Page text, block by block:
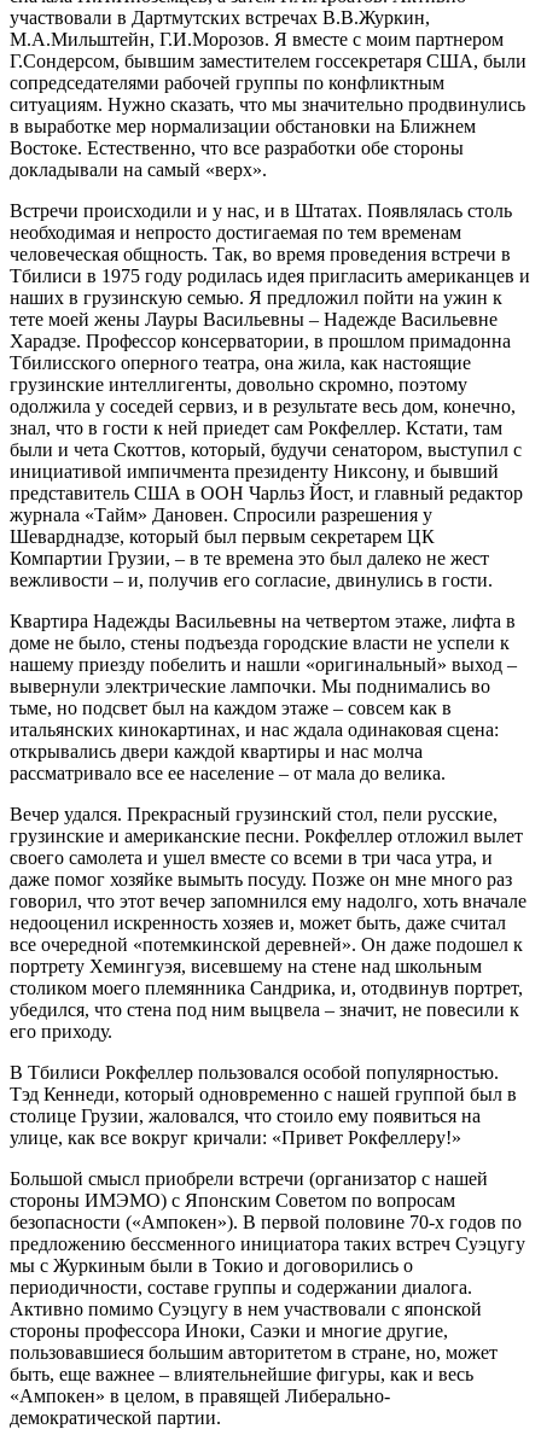
участвовали в Дартмутских встречах В.В.Журкин,
М.А.Мильштейн, Г.И.Морозов. Я вместе с моим партнером
Г.Сондерсом, бывшим заместителем госсекретаря США, были
сопредседателями рабочей группы по конфликтным
ситуациям. Нужно сказать, что мы значительно продвинулись
в выработке мер нормализации обстановки на Ближнем
Востоке. Естественно, что все разработки обе стороны
докладывали на самый «верх».
Встречи происходили и у нас, и в Штатах. Появлялась столь
необходимая и непросто достигаемая по тем временам
человеческая общность. Так, во время проведения встречи в
Тбилиси в 1975 году родилась идея пригласить американцев и
наших в грузинскую семью. Я предложил пойти на ужин к
тете моей жены Лауры Васильевны – Надежде Васильевне
Харадзе. Профессор консерватории, в прошлом примадонна
Тбилисского оперного театра, она жила, как настоящие
грузинские интеллигенты, довольно скромно, поэтому
одолжила у соседей сервиз, и в результате весь дом, конечно,
знал, что в гости к ней приедет сам Рокфеллер. Кстати, там
были и чета Скоттов, который, будучи сенатором, выступил с
инициативой импичмента президенту Никсону, и бывший
представитель США в ООН Чарльз Йост, и главный редактор
журнала «Тайм» Дановен. Спросили разрешения у
Шеварднадзе, который был первым секретарем ЦК
Компартии Грузии, – в те времена это был далеко не жест
вежливости – и, получив его согласие, двинулись в гости.
Квартира Надежды Васильевны на четвертом этаже, лифта в
доме не было, стены подъезда городские власти не успели к
нашему приезду побелить и нашли «оригинальный» выход –
вывернули электрические лампочки. Мы поднимались во
тьме, но подсвет был на каждом этаже – совсем как в
итальянских кинокартинах, и нас ждала одинаковая сцена:
открывались двери каждой квартиры и нас молча
рассматривало все ее население – от мала до велика.
Вечер удался. Прекрасный грузинский стол, пели русские,
грузинские и американские песни. Рокфеллер отложил вылет
своего самолета и ушел вместе со всеми в три часа утра, и
даже помог хозяйке вымыть посуду. Позже он мне много раз
говорил, что этот вечер запомнился ему надолго, хоть вначале
недооценил искренность хозяев и, может быть, даже считал
все очередной «потемкинской деревней». Он даже подошел к
портрету Хемингуэя, висевшему на стене над школьным
столиком моего племянника Сандрика, и, отодвинув портрет,
убедился, что стена под ним выцвела – значит, не повесили к
его приходу.
В Тбилиси Рокфеллер пользовался особой популярностью.
Тэд Кеннеди, который одновременно с нашей группой был в
столице Грузии, жаловался, что стоило ему появиться на
улице, как все вокруг кричали: «Привет Рокфеллеру!»
Большой смысл приобрели встречи (организатор с нашей
стороны ИМЭМО) с Японским Советом по вопросам
безопасности («Ампокен»). В первой половине 70-х годов по
предложению бессменного инициатора таких встреч Суэцугу
мы с Журкиным были в Токио и договорились о
периодичности, составе группы и содержании диалога.
Активно помимо Суэцугу в нем участвовали с японской
стороны профессора Иноки, Саэки и многие другие,
пользовавшиеся большим авторитетом в стране, но, может
быть, еще важнее – влиятельнейшие фигуры, как и весь
«Ампокен» в целом, в правящей Либерально-
демократической партии.